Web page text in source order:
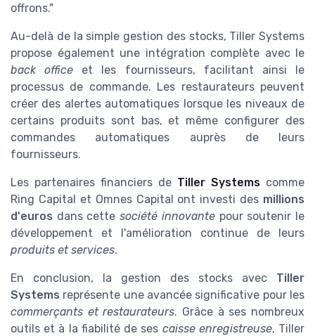
offrons."
Au-delà de la simple gestion des stocks, Tiller Systems
propose également une intégration complète avec le
back office et les fournisseurs, facilitant ainsi le
processus de commande. Les restaurateurs peuvent
créer des alertes automatiques lorsque les niveaux de
certains produits sont bas, et même configurer des
commandes automatiques auprès de leurs
fournisseurs.
Les partenaires financiers de Tiller Systems comme
Ring Capital et Omnes Capital ont investi des millions
d'euros dans cettesociété innovantepour soutenir le
développement et l'amélioration continue de leurs
produits et services.
En conclusion, la gestion des stocks avec Tiller
Systems représente une avancée significative pour les
commerçants et restaurateurs. Grâce à ses nombreux
outils et à la fiabilité de ses caisse enregistreuse, Tiller